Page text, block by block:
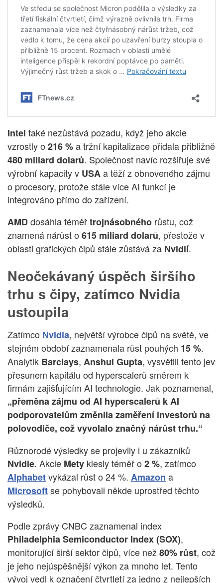
Intel také nezůstává pozadu, když jeho akcie
vzrostly o 216 %a tržní kapitalizace přidala přibližně
480 miliard dolarů. Společnost navíc rozšiřuje své
výrobní kapacity v USAa těží z obnoveného zájmu
o procesory, protože stále více AI funkcí je
integrováno přímo do zařízení.
AMDdosáhla téměřtrojnásobného růstu, což
znamená nárůst o 615 miliard dolarů, přestože v
oblasti grafických čipů stále zůstává za Nvidií.
Neočekávaný úspěch širšího
trhu s čipy, zatímco Nvidia
ustoupila
Zatímco Nvidia, největší výrobce čipů na světě, ve
stejném období zaznamenala růst pouhých 15 %.
Analytik Barclays, Anshul Gupta, vysvětlil tento jev
přesunem kapitálu od hyperscalerů směrem k
firmám zajišťujícím AI technologie. Jak poznamenal,
„přeměna zájmu od AI hyperscalerů k AI
podporovatelům změnila zaměření investorů na
polovodiče, což vyvolalo značný nárůst trhu.“
Různorodé výsledky se projevily i u zákazníků
Nvidie. Akcie Mety klesly téměř o 2 %, zatímco
Alphabetvykázal růst o 24 %. Amazon a
Microsoftse pohybovali někde uprostřed těchto
výsledků.
Podle zprávy CNBC zaznamenal index
Philadelphia Semiconductor Index (SOX),
monitorující širší sektor čipů, více než 80% růst, což
je jeho nejúspěšnější výkon za mnoho let. Tento
vývoj vedl k označení čtvrtletí za jedno z nejlepších